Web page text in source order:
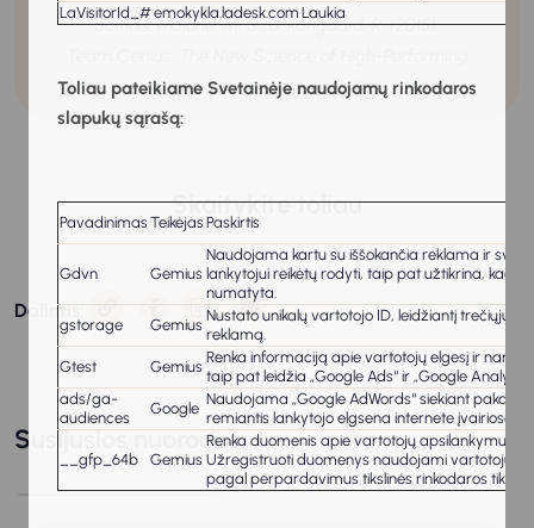
LaVisitorId_#emokykla.ladesk.com Laukia
Toliau pateikiame Svetainėje naudojamų rinkodaros
slapukų sąrašą:
PavadinimasTeikėjasPaskirtis
Gdvn Gemius
Naudojama kartu su iššokančia reklama ir
lankytojui reikėtų rodyti, taip pat užtikrina, kad
numatyta.
gstorage
Gemius
Nustato unikalų vartotojo ID, leidžiantį trečiųjų
reklamą.
Gtest
Gemius
Renka informaciją apie vartotojų elgesį ir
taip pat leidžia „Google Ads“ ir „Google
ads/ga-
audiences
Google
Naudojama „Google AdWords“ siekiant
remiantis lankytojo elgsena internete įvairiose
__gfp_64b Gemius
Renka duomenis apie vartotojų apsilankymus
Užregistruoti duomenys naudojami vartotojų
pagal perpardavimus tikslinės rinkodaros
Šaltinis: Malone, M. S., & Karlgaard, R. (2015).
Organizations. Harper Collins.
Skaitykite toliau
Dalintis:
Susijusios nuorodos